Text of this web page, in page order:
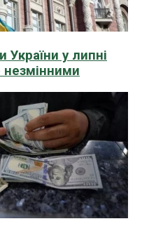
України у липні